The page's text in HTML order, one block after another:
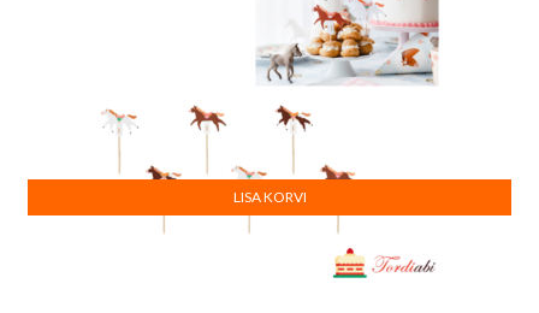
LISA KORVI